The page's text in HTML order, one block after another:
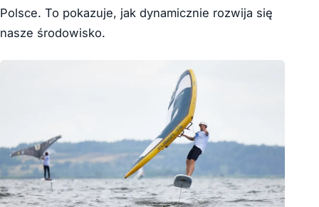
Polsce. To pokazuje, jak dynamicznie rozwija się
nasze środowisko.